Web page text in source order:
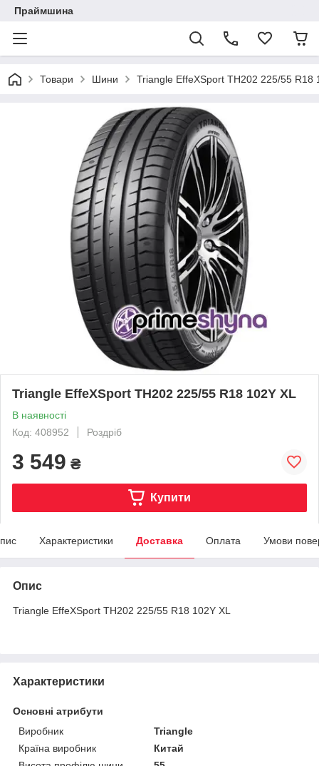
Праймшина
Товари Шини Triangle EffeXSport TH202 225/55 R18
Triangle EffeXSport TH202 225/55 R18 102Y XL
В наявності
Код: 408952
Роздріб
3 549 ₴
Купити
Характеристики Доставка Оплата Умови
Опис
Triangle EffeXSport TH202 225/55 R18 102Y XL
Характеристики
Основні атрибути
Виробник
Triangle
Країна виробник
Китай